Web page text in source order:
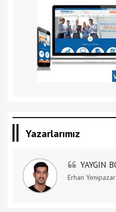
Yazarlarımız
YAYGIN
Erhan Yenipazar